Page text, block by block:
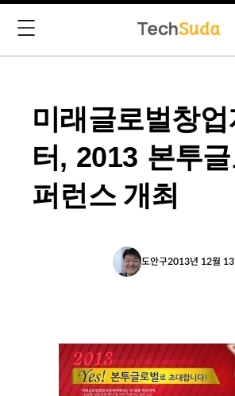
미래글로벌창
터, 2013 본투
퍼런스 개최
도안구2013년 12월 13